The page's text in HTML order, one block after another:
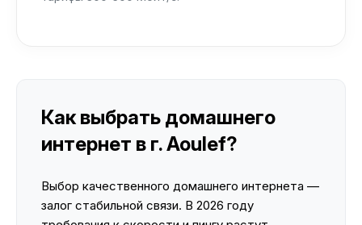
Как выбрать домашнего
интернет в г. Aoulef?
Выбор качественного домашнего интернета —
залог стабильной связи. В 2026 году